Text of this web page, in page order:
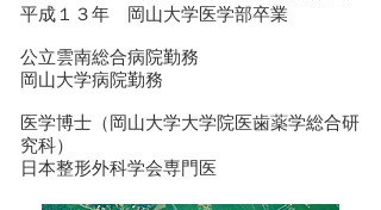
平成１３年 岡山大学医学部卒業
公立雲南総合病院勤務
​岡山大学病院勤務
​医学博士（岡山大学大学院医歯薬学総合研
究科）
​日本整形外科学会専門医